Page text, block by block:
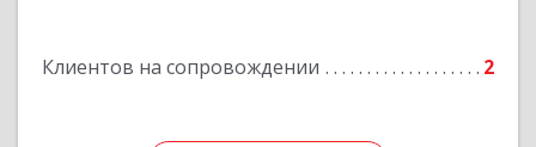
Клиентов на сопровождении 2